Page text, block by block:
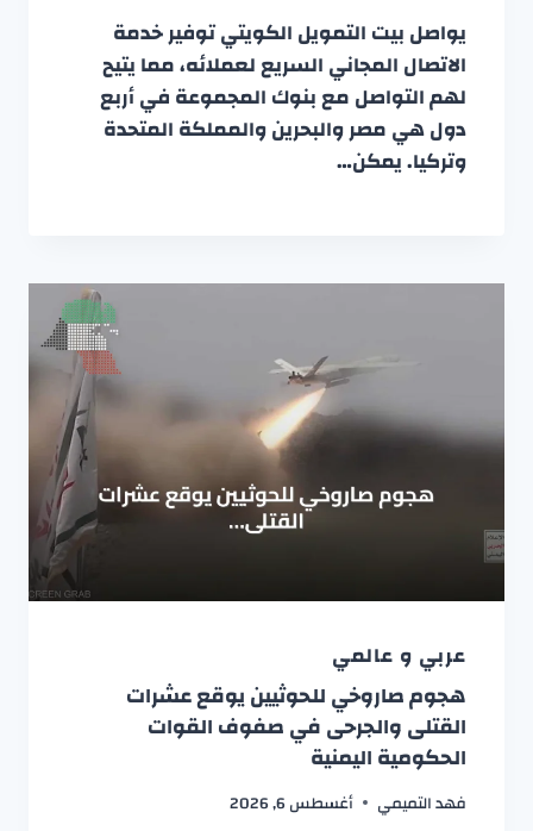
يواصل بيت التمويل الكويتي توفير خدمة
الاتصال المجاني السريع لعملائه، مما يتيح
لهم التواصل مع بنوك المجموعة في أربع
دول هي مصر والبحرين والمملكة المتحدة
وتركيا. يمكن…
عربي و عالمي
هجوم صاروخي للحوثيين يوقع عشرات
القتلى والجرحى في صفوف القوات
الحكومية اليمنية
فهد التميمي أغسطس 6, 2026